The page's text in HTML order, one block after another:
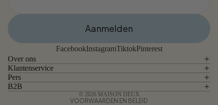
Aanmelden
FacebookInstagramTiktokPinterest
Over ons
Klantenservice
Pers
B2B
© 2026 MAISON DEUX
VOORWAARDEN EN BELEID
Terugbetalingsbeleid
Privacybeleid
Verzendbeleid
Contactgegevens